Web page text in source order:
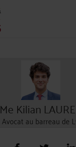
Me Kilian
Avocat au barreau de